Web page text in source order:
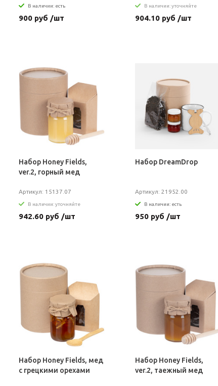
В наличии: есть
900 руб /шт
В наличии: уточняйте
904.10 руб /шт
Набор Honey Fields,
ver.2, горный мед
Артикул: 15137.07
В наличии: уточняйте
942.60 руб /шт
Набор DreamDrop
Артикул: 21952.00
В наличии: есть
950 руб /шт
Набор Honey Fields, мед
с грецкими орехами
Набор Honey Fields,
ver.2, таежный мед